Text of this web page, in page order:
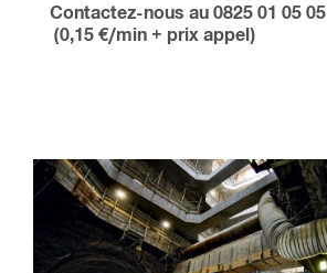
Contactez-nous au 0825 01 05 05
(0,15 €/min + prix appel)